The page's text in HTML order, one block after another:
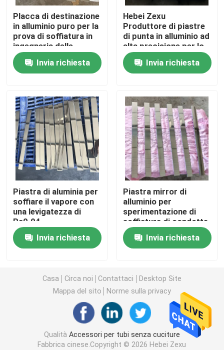
Controllo di qualità
Contattici
Richieda una citazione
Accessori per tubi senza cuciture
raccordi per tubi saldati di testa
accessori per tubi dell'incavo
Piastra bersaglio per soffiaggio di vapore
Silenziatore di soffiatura
Accessori per tubi forgiati
Flangia in acciaio forgiato
Placca di destinazione
in alluminio puro per la
prova di soffiatura in
ingegneria delle
tubazioni
Invia richiesta
Hebei Zexu
Produttore di piastre
di punta in alluminio ad
alta precisione per lo
sputtering
Invia richiesta
Piastra di aluminia per
soffiare il vapore con
una levigatezza di
Ra0.04
Invia richiesta
Piastra mirror di
alluminio per
sperimentazione di
soffiatura di condotte
Invia richiesta
Casa Circa noi Contattaci
Desktop Site
Mappa del sito
Norme sulla privacy
Qualità Accessori per tubi senza cuciture
Fabbrica cinese.Copyright © 2026 Hebei Zexu